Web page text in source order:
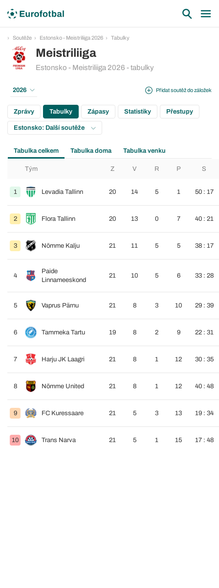
Soutěže Estonsko - Meistriliiga 2026 Tabulky
Meistriliiga
Estonsko - Meistriliiga 2026 - tabulky
Přidat soutěž do záložek
2026
Zprávy Tabulky Zápasy Statistiky Přestupy
Estonsko: Další soutěže
Tabulka celkem Tabulka doma Tabulka venku
Tým Z V R P S
1 Levadia Tallinn 20 14 5 1 50 : 17
2 Flora Tallinn 20 13 0 7 40 : 21
3 Nõmme Kalju 21 11 5 5 38 : 17
4
Paide
Linnameeskond
21 10 5 6 33 : 28
5 Vaprus Pärnu 21 8 3 10 29 : 39
6 Tammeka Tartu 19 8 2 9 22 : 31
7 Harju JK Laagri 21 8 1 12 30 : 35
8 Nõmme United 21 8 1 12 40 : 48
9 FC Kuressaare 21 5 3 13 19 : 34
10 Trans Narva 21 5 1 15 17 : 48